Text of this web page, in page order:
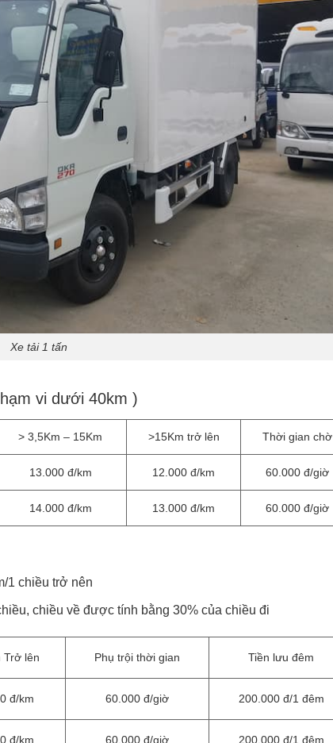
Xe tải 1 tấn
vi dưới 40km )
> 3,5Km – 15Km >15Km trở lên Thời gian chờ
13.000 đ/km 12.000 đ/km 60.000 đ/giờ
14.000 đ/km 13.000 đ/km 60.000 đ/giờ
1 chiều trở nên
chiều về được tính bằng 30% của chiều đi
Trở lên Phụ trội thời gian Tiền lưu đêm
đ/km 60.000 đ/giờ 200.000 đ/1 đêm
đ/km 60.000 đ/giờ 200.000 đ/1 đêm